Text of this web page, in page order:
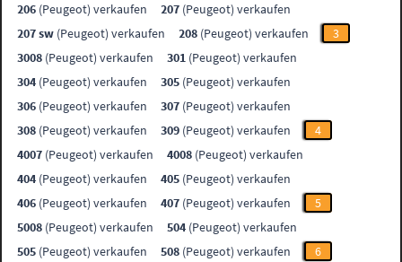
206 (Peugeot) verkaufen 207 (Peugeot) verkaufen
207 sw (Peugeot) verkaufen 208 (Peugeot) verkaufen
3
3008 (Peugeot) verkaufen 301 (Peugeot) verkaufen
304 (Peugeot) verkaufen 305 (Peugeot) verkaufen
306 (Peugeot) verkaufen 307 (Peugeot) verkaufen
308 (Peugeot) verkaufen 309 (Peugeot) verkaufen
4
4007 (Peugeot) verkaufen 4008 (Peugeot) verkaufen
404 (Peugeot) verkaufen 405 (Peugeot) verkaufen
406 (Peugeot) verkaufen 407 (Peugeot) verkaufen
5
5008 (Peugeot) verkaufen 504 (Peugeot) verkaufen
505 (Peugeot) verkaufen 508 (Peugeot) verkaufen
6